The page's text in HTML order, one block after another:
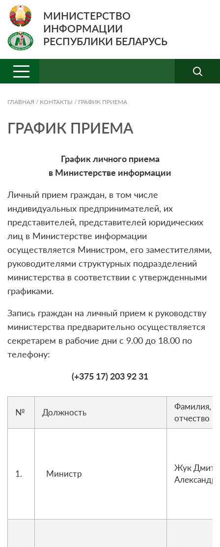
МИНИСТЕРСТВО
ИНФОРМАЦИИ
РЕСПУБЛИКИ БЕЛАРУСЬ
ГЛАВНАЯ / КОНТАКТЫ / ГРАФИК ПРИЕМА
ГРАФИК ПРИЕМА
График личного приема
в Министерстве информации
Личный прием граждан, в том числе
индивидуальных предпринимателей, их
представителей, представителей юридических
лиц в Министерстве информации
осуществляется Министром, его заместителями,
руководителями структурных подразделений
министерства в соответствии с утвержденными
графиками.
Запись граждан на личный прием к руководству
министерства предварительно осуществляется
секретарем в рабочие дни с 9.00 до 18.00 по
телефону:
(+375 17) 203 92 31
№ Должность
Фамилия,
отчество
1. Министр
Жук